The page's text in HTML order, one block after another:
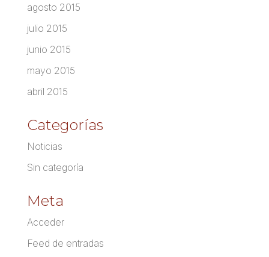
agosto 2015
julio 2015
junio 2015
mayo 2015
abril 2015
Categorías
Noticias
Sin categoría
Meta
Acceder
Feed de entradas